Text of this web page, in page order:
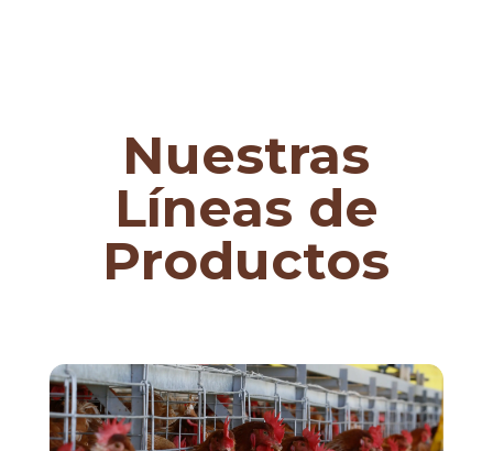
Nuestras
Líneas de
Productos